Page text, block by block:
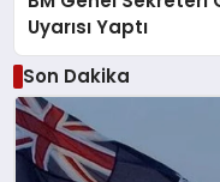
Uyarısı Yaptı
Son Dakika